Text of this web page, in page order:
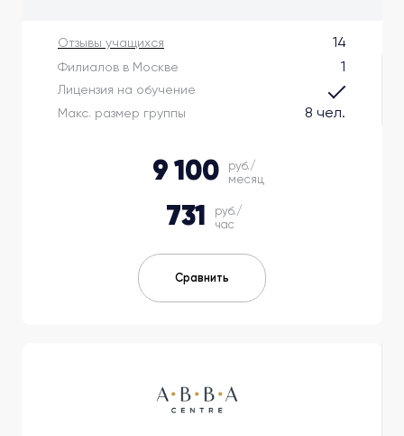
Отзывы учащихся 14
Филиалов в Москве 1
Макс. размер группы 8 чел.
Лицензия на обучение
9 100
руб./
месяц
731
руб./
час
Сравнить